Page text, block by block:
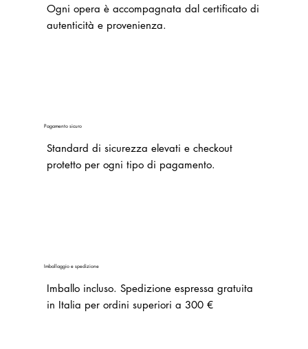
Ogni opera è accompagnata dal certificato di
autenticità e provenienza.
Pagamento sicuro
Standard di sicurezza elevati e checkout
protetto per ogni tipo di pagamento.
Imballaggio e spedizione
Imballo incluso. Spedizione espressa gratuita
in Italia per ordini superiori a 300 €